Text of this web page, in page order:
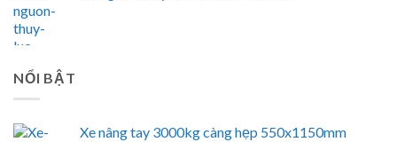
NỔI BẬT
Xe nâng tay 3000kg càng hẹp 550x1150mm